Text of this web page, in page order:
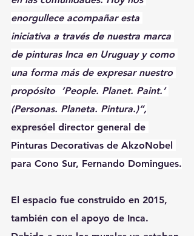
enorgullece acompañar esta
iniciativa a través de nuestra marca
de pinturas Inca en Uruguay y como
una forma más de expresar nuestro
propósito  ‘People. Planet. Paint.’
(Personas. Planeta. Pintura.)”,
expresóel director general de
Pinturas Decorativas de AkzoNobel
para Cono Sur, Fernando Domingues.
El espacio fue construido en 2015,
también con el apoyo de Inca.